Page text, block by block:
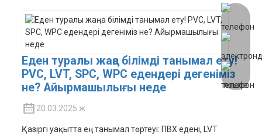
Еден туралы жаңа білімді танымал ету!
PVC, LVT, SPC, WPC едендері дегеніміз
не? Айырмашылығы неде
20.03.2025 ж
Қазіргі уақытта ең танымал төртеуі: ПВХ едені, LVT